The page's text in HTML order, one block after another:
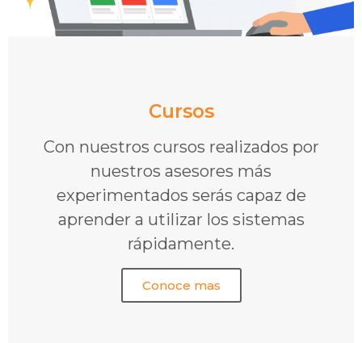
Cursos
Con nuestros cursos realizados por
nuestros asesores más
experimentados serás capaz de
aprender a utilizar los sistemas
rápidamente.
Conoce mas